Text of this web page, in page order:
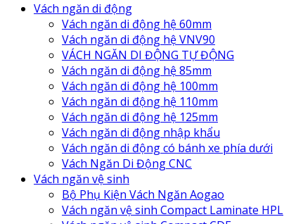
Vách ngăn di động
Vách ngăn di động hệ 60mm
Vách ngăn di động hệ VNV90
VÁCH NGĂN DI ĐỘNG TỰ ĐỘNG
Vách ngăn di động hệ 85mm
Vách ngăn di động hệ 100mm
Vách ngăn di động hệ 110mm
Vách ngăn di động hệ 125mm
Vách ngăn di động nhập khẩu
Vách ngăn di động có bánh xe phía dưới
Vách Ngăn Di Động CNC
Vách ngăn vệ sinh
Bộ Phụ Kiện Vách Ngăn Aogao
Vách ngăn vệ sinh Compact Laminate HPL